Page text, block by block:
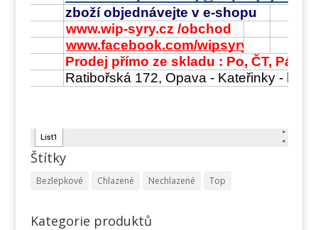
Štítky
Bezlepkové Chlazené Nechlazené Top
Kategorie produktů